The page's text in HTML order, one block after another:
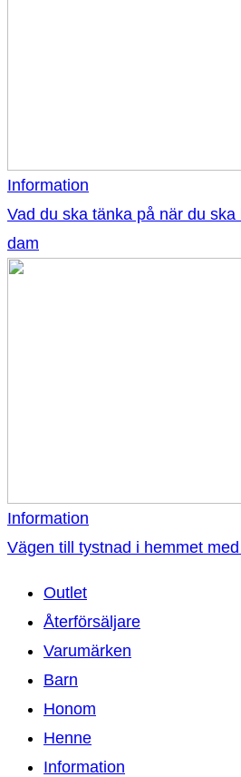
Information
Vad du ska tänka på när du
dam
Information
Vägen till tystnad i hemmet
Outlet
Återförsäljare
Varumärken
Barn
Honom
Henne
Information